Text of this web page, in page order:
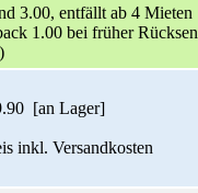
3.00, entfällt ab 4 Mieten
1.00 bei früher
)
[an Lager]
inkl. Versandkosten